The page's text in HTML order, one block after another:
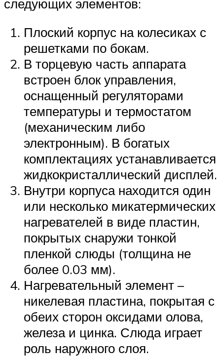
следующих элементов:
Плоский корпус на колесиках с
решетками по бокам.
В торцевую часть аппарата
встроен блок управления,
оснащенный регуляторами
температуры и термостатом
(механическим либо
электронным). В богатых
комплектациях устанавливается
жидкокристаллический дисплей.
Внутри корпуса находится один
или несколько микатермических
нагревателей в виде пластин,
покрытых снаружи тонкой
пленкой слюды (толщина не
более 0.03 мм).
Нагревательный элемент –
никелевая пластина, покрытая с
обеих сторон оксидами олова,
железа и цинка. Слюда играет
роль наружного слоя.